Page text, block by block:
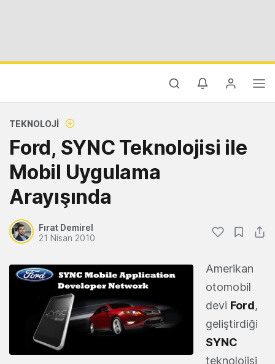
TEKNOLOJI
Ford, SYNC Teknolojisi ile
Mobil Uygulama
Arayışında
Fırat Demirel
21 Nisan 2010
Amerikan
otomobil
devi Ford,
geliştirdiği
SYNC
teknolojisi